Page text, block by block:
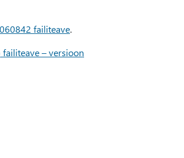
failiteave.
failiteave – versioon